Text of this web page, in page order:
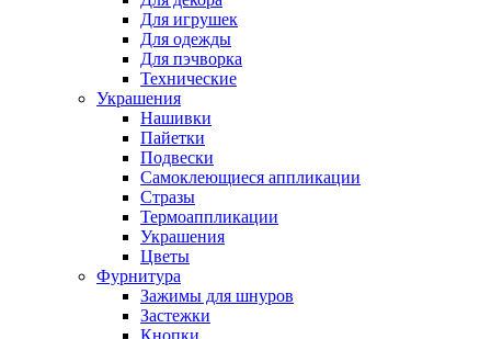
Для игрушек
Для одежды
Для пэчворка
Технические
Украшения
Нашивки
Пайетки
Подвески
Самоклеющиеся аппликации
Стразы
Термоаппликации
Украшения
Цветы
Фурнитура
Зажимы для шнуров
Застежки
Кнопки